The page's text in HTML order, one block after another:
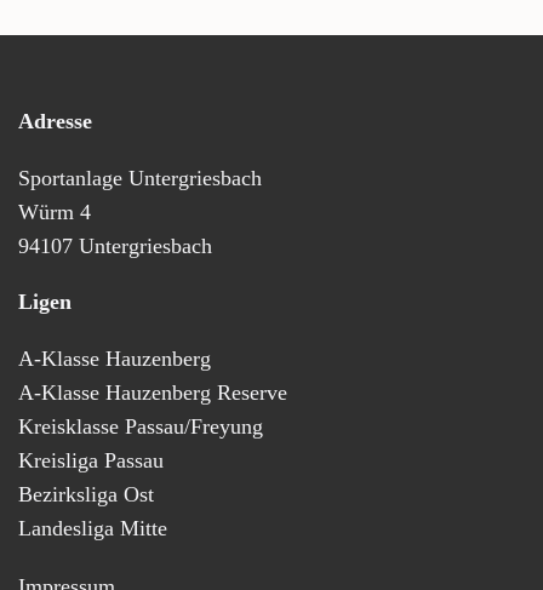
Adresse
Sportanlage Untergriesbach
Würm 4
94107 Untergriesbach
Ligen
A-Klasse Hauzenberg
A-Klasse Hauzenberg Reserve
Kreisklasse Passau/Freyung
Kreisliga Passau
Bezirksliga Ost
Landesliga Mitte